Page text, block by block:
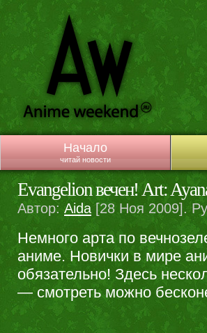
Начало
читай новости
Evangelion вечен! Art:
Автор: Aida [28 Ноя 2009].
Немного арта по
аниме. Новички в мире
обязательно! Здесь
— смотреть можно